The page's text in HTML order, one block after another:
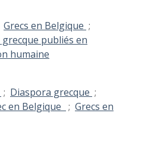
Grecs en Belgique ;
publiés en
humaine
; Diaspora grecque ;
en Belgique ; Grecs en